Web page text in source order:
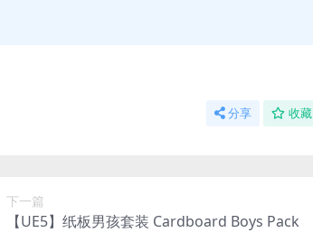
分享 收藏
下一篇
【UE5】纸板男孩套装 Cardboard Boys Pack